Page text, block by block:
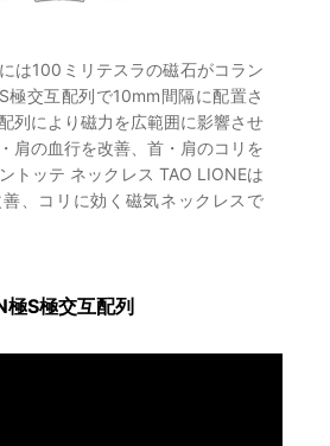
は100ミリテスラの磁石がコラン
極交互配列で10mm間隔に配置さ
列により磁力を広範囲に影響させ
肩の血行を改善、首・肩のコリを
トッテ ネックレス TAO LIONEは
、コリに効く磁気ネックレスで
極S極交互配列